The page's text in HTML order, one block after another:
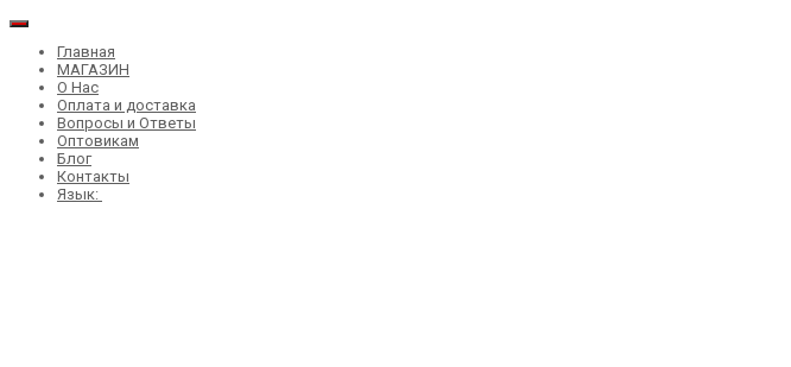
Главная
МАГАЗИН
О Нас
Оплата и доставка
Вопросы и Ответы
Оптовикам
Блог
Контакты
Язык: